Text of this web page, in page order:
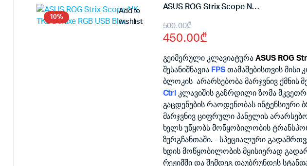
10%
Add to
wishlist
ASUS ROG Strix Scope NX TKL Deluxe RGB USB Black
500.00₾
Original
price
was:
500.00₾.
450.00₾
Current
price
is:
450.00₾.
გეიმერული კლავიატურა ASUS ROG
შესანიშნავია FPS თამაშებისთვის
ბლოკის არარსებობა მარჯვნივ ქმნის
Ctrl კლავიშის გაზრდილი ზომა
გაცდენების რაოდენობას
მარჯვნივ ციფრული პანელის
ხელს უწყობს მოწყობილობის
ზურგჩანთაში. - სპეციალური
ხდის მოწყობილობის მყისიერად
რეჟიმში და შემდეგ დაუბრუნდეს